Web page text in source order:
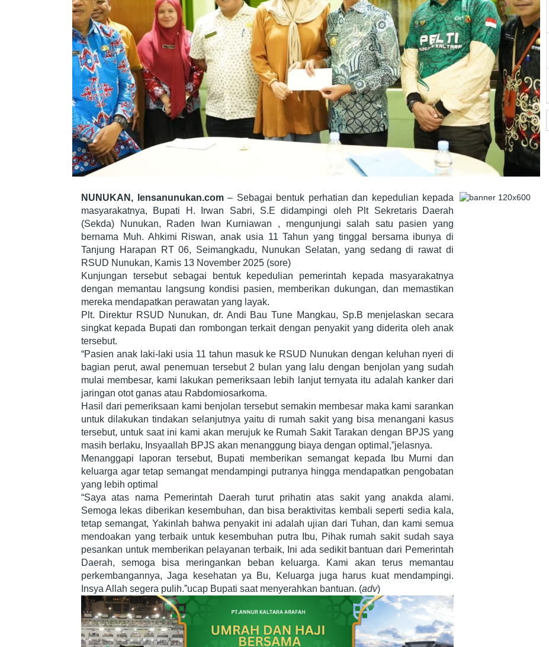
NUNUKAN, lensanunukan.com– Sebagai bentuk perhatian dan kepedulian kepada
masyarakatnya, Bupati H. Irwan Sabri, S.E didampingi oleh Plt Sekretaris Daerah
(Sekda) Nunukan, Raden Iwan Kurniawan , mengunjungi salah satu pasien yang
bernama Muh. Ahkimi Riswan, anak usia 11 Tahun yang tinggal bersama ibunya di
Tanjung Harapan RT 06, Seimangkadu, Nunukan Selatan, yang sedang di rawat di
RSUD Nunukan, Kamis 13 November 2025 (sore)
Kunjungan tersebut sebagai bentuk kepedulian pemerintah kepada masyarakatnya
dengan memantau langsung kondisi pasien, memberikan dukungan, dan memastikan
mereka mendapatkan perawatan yang layak.
Plt. Direktur RSUD Nunukan, dr. Andi Bau Tune Mangkau, Sp.B menjelaskan secara
singkat kepada Bupati dan rombongan terkait dengan penyakit yang diderita oleh anak
tersebut.
“Pasien anak laki-laki usia 11 tahun masuk ke RSUD Nunukan dengan keluhan nyeri di
bagian perut, awal penemuan tersebut 2 bulan yang lalu dengan benjolan yang sudah
mulai membesar, kami lakukan pemeriksaan lebih lanjut ternyata itu adalah kanker dari
jaringan otot ganas atau Rabdomiosarkoma.
Hasil dari pemeriksaan kami benjolan tersebut semakin membesar maka kami sarankan
untuk dilakukan tindakan selanjutnya yaitu di rumah sakit yang bisa menangani kasus
tersebut, untuk saat ini kami akan merujuk ke Rumah Sakit Tarakan dengan BPJS yang
masih berlaku, Insyaallah BPJS akan menanggung biaya dengan optimal,”jelasnya.
Menanggapi laporan tersebut, Bupati memberikan semangat kepada Ibu Murni dan
keluarga agar tetap semangat mendampingi putranya hingga mendapatkan pengobatan
yang lebih optimal
“Saya atas nama Pemerintah Daerah turut prihatin atas sakit yang anakda alami.
Semoga lekas diberikan kesembuhan, dan bisa beraktivitas kembali seperti sedia kala,
tetap semangat, Yakinlah bahwa penyakit ini adalah ujian dari Tuhan, dan kami semua
mendoakan yang terbaik untuk kesembuhan putra Ibu, Pihak rumah sakit sudah saya
pesankan untuk memberikan pelayanan terbaik, Ini ada sedikit bantuan dari Pemerintah
Daerah, semoga bisa meringankan beban keluarga. Kami akan terus memantau
perkembangannya, Jaga kesehatan ya Bu, Keluarga juga harus kuat mendampingi.
Insya Allah segera pulih.”ucap Bupati saat menyerahkan bantuan. (adv)